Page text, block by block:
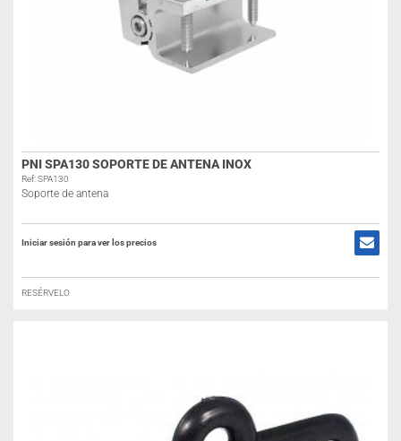
PNI SPA130 SOPORTE DE ANTENA INOX
Ref: SPA130
Soporte de antena
Iniciar sesión para ver los precios
RESÉRVELO